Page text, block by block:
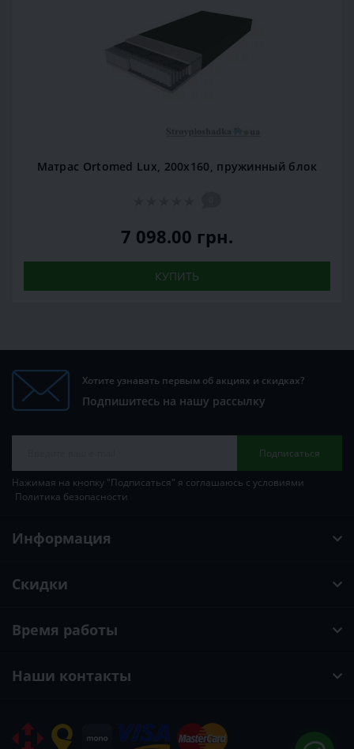
Матрас Ortomed Lux, 200x160, пружинный блок
7 098.00 грн.
КУПИТЬ
Хотите узнавать первым об акциях и скидках?
Подпишитесь на нашу рассылку
Подписаться
Нажимая на кнопку "Подписаться" я соглашаюсь с условиями
Политика безопасности
Информация
Скидки
Время работы
Наши контакты